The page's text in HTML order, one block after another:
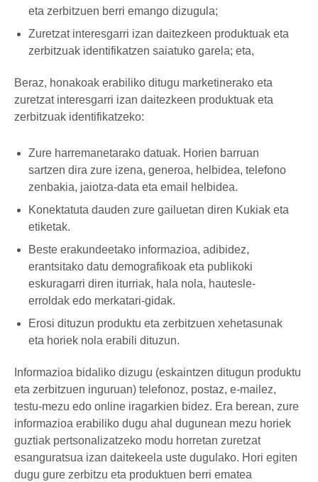
eta zerbitzuen berri emango dizugula;
Zuretzat interesgarri izan daitezkeen produktuak eta
zerbitzuak identifikatzen saiatuko garela; eta,
Beraz, honakoak erabiliko ditugu marketinerako eta
zuretzat interesgarri izan daitezkeen produktuak eta
zerbitzuak identifikatzeko:
Zure harremanetarako datuak. Horien barruan
sartzen dira zure izena, generoa, helbidea, telefono
zenbakia, jaiotza-data eta email helbidea.
Konektatuta dauden zure gailuetan diren Kukiak eta
etiketak.
Beste erakundeetako informazioa, adibidez,
erantsitako datu demografikoak eta publikoki
eskuragarri diren iturriak, hala nola, hautesle-
erroldak edo merkatari-gidak.
Erosi dituzun produktu eta zerbitzuen xehetasunak
eta horiek nola erabili dituzun.
Informazioa bidaliko dizugu (eskaintzen ditugun produktu
eta zerbitzuen inguruan) telefonoz, postaz, e-mailez,
testu-mezu edo online iragarkien bidez. Era berean, zure
informazioa erabiliko dugu ahal dugunean mezu horiek
guztiak pertsonalizatzeko modu horretan zuretzat
esanguratsua izan daitekeela uste dugulako. Hori egiten
dugu gure zerbitzu eta produktuen berri ematea